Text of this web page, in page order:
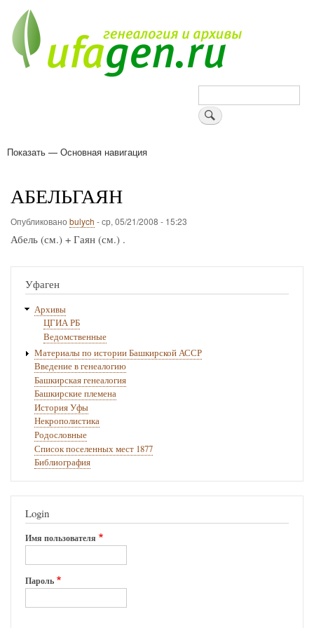
основному
содержанию
Поиск
Основная
Показать — Основная навигация
АБЕЛЬГАЯН
Опубликовано bulych -ср, 05/21/2008 - 15:23
Абель (см.) + Гаян (см.) .
Уфаген
Архивы
ЦГИА РБ
Ведомственные
Материалы по истории Башкирской АССР
Введение в генеалогию
Башкирская генеалогия
Башкирские племена
История Уфы
Некрополистика
Родословные
Список поселенных мест 1877
Библиография
Login
Имя пользователя
Пароль